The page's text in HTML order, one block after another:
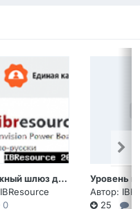
Платежный шлюз для системы WalletOne-Единый Кошелек
IBResource
0
Автор:
25